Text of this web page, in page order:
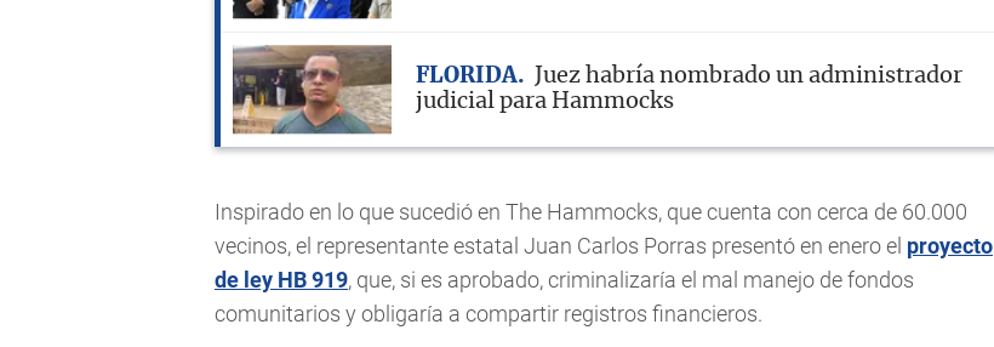
FLORIDA
Juez habría nombrado un administrador
judicial para Hammocks
Inspirado en lo que sucedió en The Hammocks, que cuenta con cerca de 60.000
vecinos, el representante estatal Juan Carlos Porras presentó en enero el proyecto
de ley HB 919, que, si es aprobado, criminalizaría el mal manejo de fondos
comunitarios y obligaría a compartir registros financieros.